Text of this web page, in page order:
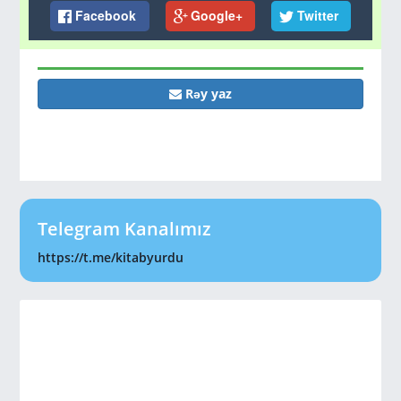
Facebook Google+ Twitter
Rəy yaz
Telegram Kanalımız
https://t.me/kitabyurdu